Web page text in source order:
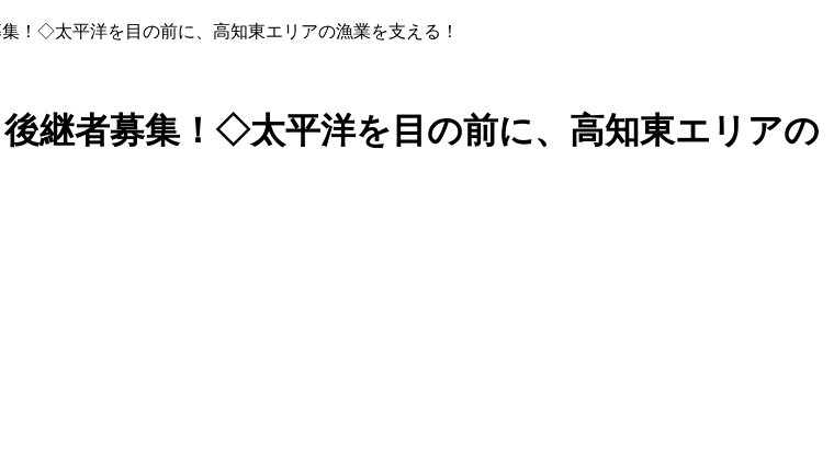
！◇太平洋を目の前に、高知東エリアの漁業を支える！
後継者募集！◇太平洋を目の前に、高知東エリアの